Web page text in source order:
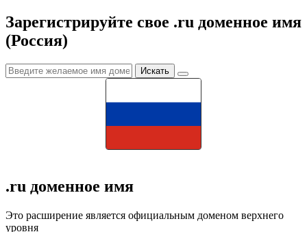
Зарегистрируйте свое .ru доменное имя
(Россия)
.ru доменное имя
Это расширение является официальным доменом верхнего
уровня